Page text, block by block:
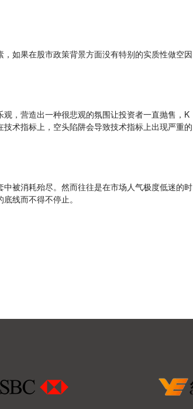
如果在股市政策背景方面没有特别的实质性做空因
，营造出一种很悲观的氛围让投资者一直抛售，K
术指标上，空头陷阱会导致技术指标上出现严重的
被消耗殆尽。然而往往是在市场人气极度低迷的时
线而不得不停止。